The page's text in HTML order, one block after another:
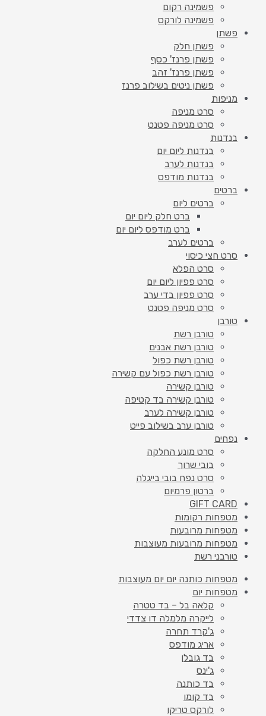
פשמינה רקום
פשמינה לורקס
פשתן
פשתן חלק
פשתן פרנז' כסף
פשתן פרנז' זהב
פשתן ניטים בשילוב פרנז
מניפות
סרט מניפה
סרט מניפה פטנט
בנדנות
בנדנות ליום יום
בנדנות לערב
בנדנות מודפס
ברטים
ברטים ליום
ברט חלק ליום יום
ברט מודפס ליום יום
ברטים לערב
סרט חצי כיסוי
סרט הפלא
סרט פפיון ליום יום
סרט פפיון בדי ערב
סרט מניפה פטנט
טורבן
טורבן רשת
טורבן רשת אבנים
טורבן רשת כפול
טורבן רשת כפול עם קשירה
טורבן קשירה
טורבן קשירה בד קטיפה
טורבן קשירה לערב
טורבן ערב בשילוב פייט
נפחים
סרט מונע החלקה
בובי שרוך
סרט נפח בובי בייגלה
ברטון פרמיום
GIFT CARD
מטפחות רקומות
מטפחות מרובעות
מטפחות מרובעות מעוצבות
טורבני רשת
מטפחות כותנה יום יום מעוצבות
מטפחות יום
קלאה בל – בד טטרה
לייקרה מלמלה דו צדדי
ג'קרד תחרה
אריג מודפס
בד גובלן
ג'ינס
בד כותנה
בד קומו
לורקס טריקו